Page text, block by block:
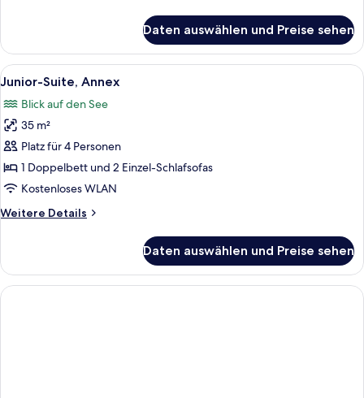
oder
Zweibettzimmer
Daten auswählen und Preise sehen
Alle
Fotos
für
Junior-
Suite,
Annex
anzeigen
Ein Hotelzimmer mit Bett,
6
Junior-Suite, Annex
Blick auf den See
35 m²
Platz für 4 Personen
1 Doppelbett und 2 Einzel-Schlafsofas
Kostenloses WLAN
Weitere Details
Weitere
Suite,
Annex
Daten auswählen und Preise sehen